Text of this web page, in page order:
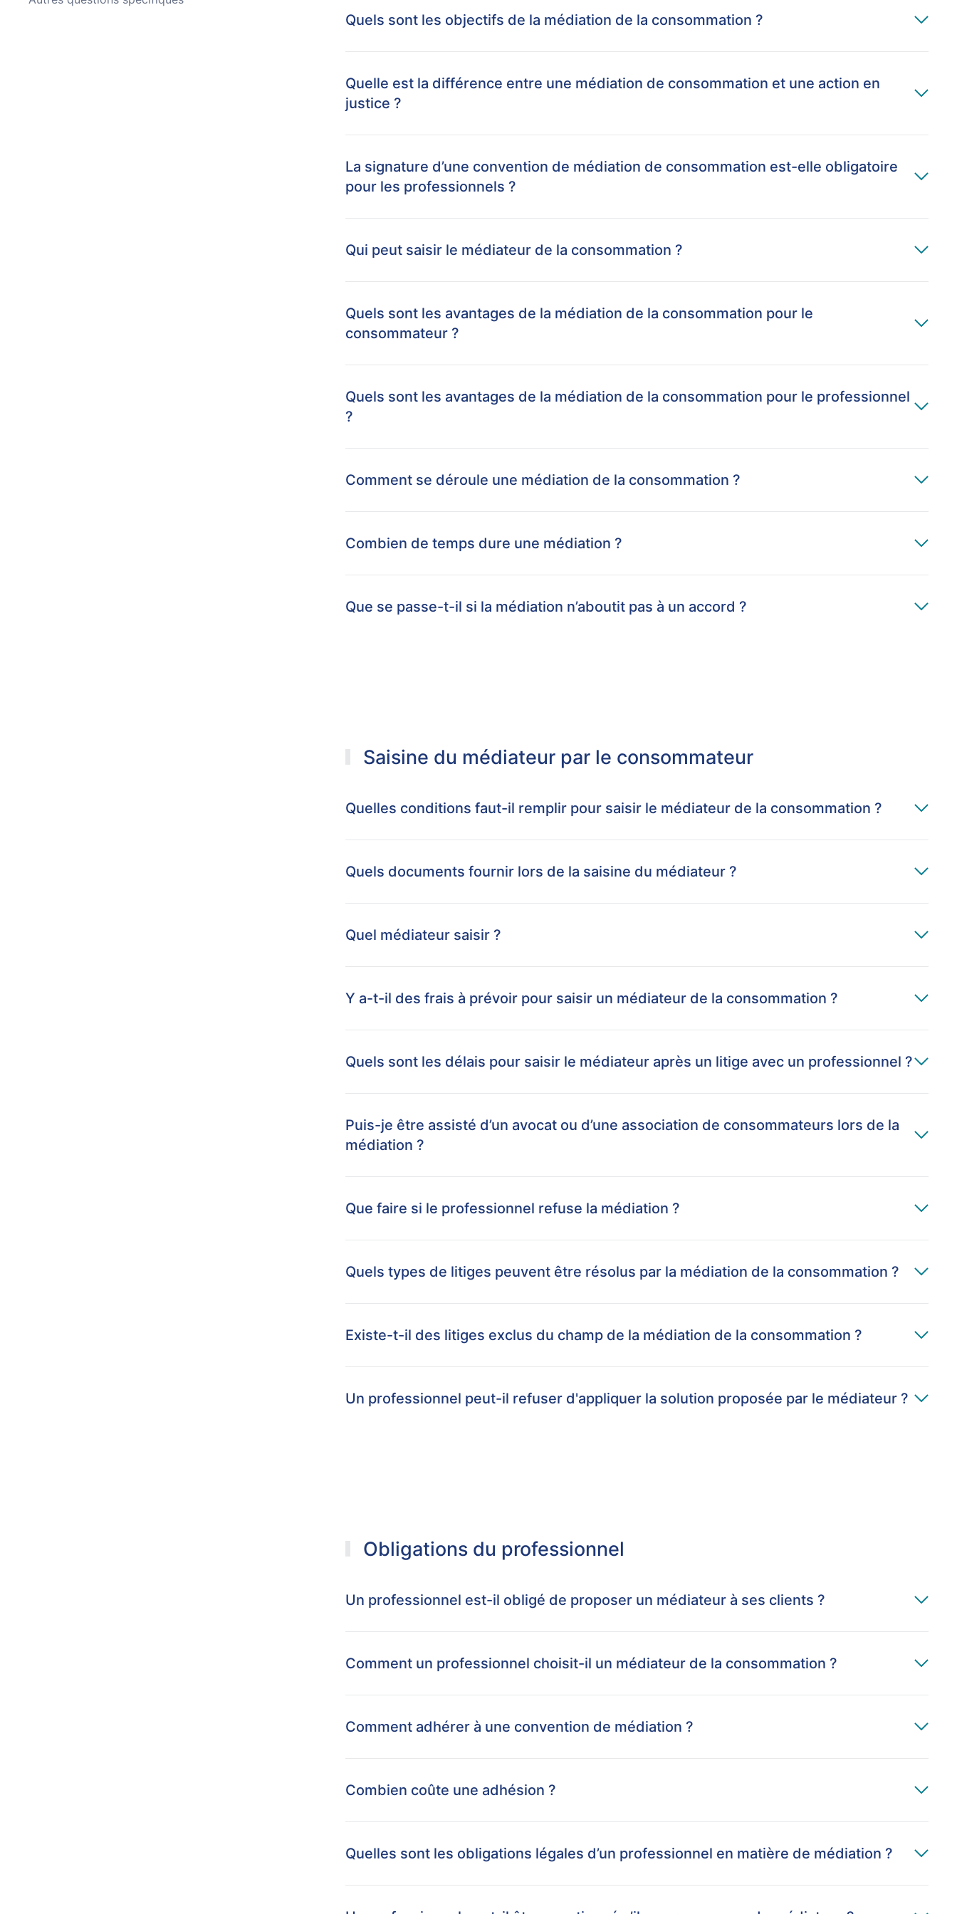
Quels sont les objectifs de la médiation de la consommation ?
Quelle est la différence entre une médiation de consommation et une action en
justice ?
La signature d’une convention de médiation de consommation est-elle obligatoire
pour les professionnels ?
Qui peut saisir le médiateur de la consommation ?
Quels sont les avantages de la médiation de la consommation pour le
consommateur ?
Quels sont les avantages de la médiation de la consommation pour le professionnel
?
Comment se déroule une médiation de la consommation ?
Combien de temps dure une médiation ?
Que se passe-t-il si la médiation n’aboutit pas à un accord ?
Saisine du médiateur par le consommateur
Quelles conditions faut-il remplir pour saisir le médiateur de la consommation ?
Quels documents fournir lors de la saisine du médiateur ?
Quel médiateur saisir ?
Y a-t-il des frais à prévoir pour saisir un médiateur de la consommation ?
Quels sont les délais pour saisir le médiateur après un litige avec un professionnel ?
Puis-je être assisté d’un avocat ou d’une association de consommateurs lors de la
médiation ?
Que faire si le professionnel refuse la médiation ?
Quels types de litiges peuvent être résolus par la médiation de la consommation ?
Existe-t-il des litiges exclus du champ de la médiation de la consommation ?
Un professionnel peut-il refuser d'appliquer la solution proposée par le médiateur ?
Obligations du professionnel
Un professionnel est-il obligé de proposer un médiateur à ses clients ?
Comment un professionnel choisit-il un médiateur de la consommation ?
Comment adhérer à une convention de médiation ?
Combien coûte une adhésion ?
Quelles sont les obligations légales d’un professionnel en matière de médiation ?